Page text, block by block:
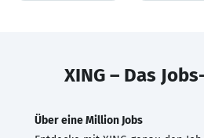
XING – Das
Über eine Million Jobs